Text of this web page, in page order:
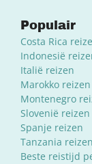
Populair
Costa Rica
Indonesië
Italië reizen
Marokko reizen
Montenegro
Slovenië reizen
Spanje reizen
Tanzania reizen
Beste reistijd